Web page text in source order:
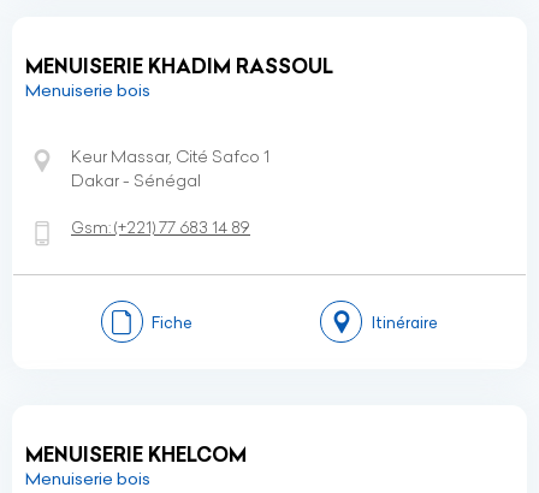
MENUISERIE KHADIM RASSOUL
Menuiserie bois
Keur Massar, Cité Safco 1
Dakar - Sénégal
Gsm:(+221)77 683 14 89
Fiche Itinéraire
MENUISERIE KHELCOM
Menuiserie bois